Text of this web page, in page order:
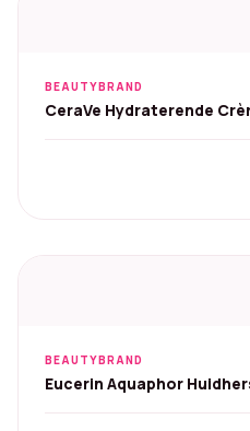
BEAUTYBRAND
CeraVe Hydraterende
BEAUTYBRAND
Eucerin Aquaphor